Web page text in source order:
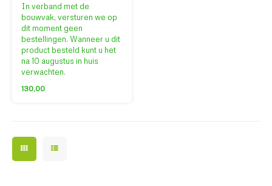
Polyamide. Back: PVC.
Verkrijgbaar in verschillende
kleuren!
In verband met de
bouwvak, versturen we op
dit moment geen
bestellingen. Wanneer u dit
product besteld kunt u het
na 10 augustus in huis
verwachten.
130,00